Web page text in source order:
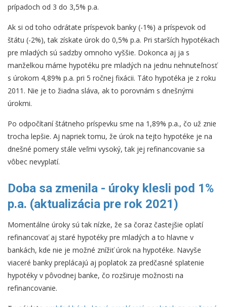
prípadoch od 3 do 3,5% p.a.
Ak si od toho odrátate príspevok banky (-1%) a príspevok od
štátu (-2%), tak získate úrok do 0,5% p.a. Pri starších hypotékach
pre mladých sú sadzby omnoho vyššie. Dokonca aj ja s
manželkou máme hypotéku pre mladých na jednu nehnuteľnosť
s úrokom 4,89% p.a. pri 5 ročnej fixácii. Táto hypotéka je z roku
2011. Nie je to žiadna sláva, ak to porovnám s dnešnými
úrokmi.
Po odpočítaní štátneho príspevku sme na 1,89% p.a., čo už znie
trocha lepšie. Aj napriek tomu, že úrok na tejto hypotéke je na
dnešné pomery stále veľmi vysoký, tak jej refinancovanie sa
vôbec nevyplatí.
Doba sa zmenila - úroky klesli pod 1%
p.a. (aktualizácia pre rok 2021)
Momentálne úroky sú tak nízke, že sa čoraz častejšie oplatí
refinancovať aj staré hypotéky pre mladých a to hlavne v
bankách, kde nie je možné znížiť úrok na hypotéke. Navyše
viaceré banky preplácajú aj poplatok za predčasné splatenie
hypotéky v pôvodnej banke, čo rozširuje možnosti na
refinancovanie.